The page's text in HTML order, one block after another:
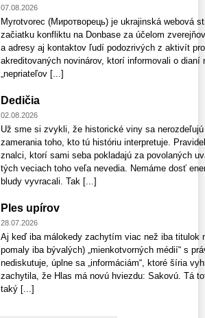
07.08.2026
Myrotvorec (Миротворець) je ukrajinská webová
začiatku konfliktu na Donbase za účelom
a adresy aj kontaktov ľudí podozrivých z aktivít
akreditovaných novinárov, ktorí informovali o dianí
„nepriateľov [...]
Dedičia
02.08.2026
Už sme si zvykli, že historické viny sa
zamerania toho, kto tú históriu interpretuje.
znalci, ktorí sami seba pokladajú za povolaných
tých veciach toho veľa nevedia. Nemáme dosť
bludy vyvracali. Tak [...]
Ples upírov
28.07.2026
Aj keď iba málokedy zachytím viac než iba titulok
pomaly iba bývalých) „mienkotvorných médií“ s
nediskutuje, úplne sa „informáciám“, ktoré šíria
zachytila, že Hlas má novú hviezdu: Sakovú. Tá
taký [...]